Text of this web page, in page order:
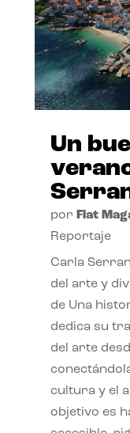
Un
por Flat
Reportaje
Carla
del arte y
de Una
dedica su
del arte
cultura y el
objetivo es